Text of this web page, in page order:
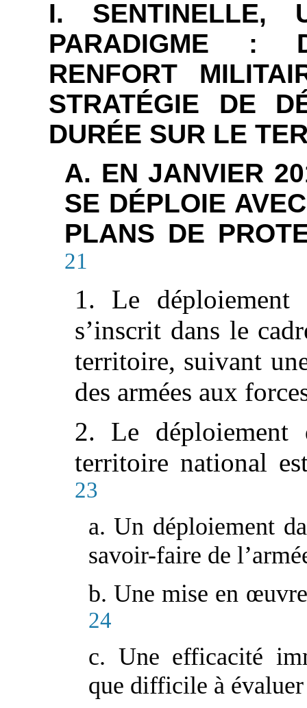
I. SENTINELLE,
PARADIGME :
RENFORT
STRATÉGIE DE
DURÉE SUR LE
A. EN JANVIER
SE DÉPLOIE
PLANS DE
21
1. Le
s’inscrit dans le
territoire, suivant
des armées aux
2. Le déploiement
territoire national
23
a. Un déploiement
savoir-faire de
b. Une mise en œ
24
c. Une efficacité
que difficile à évaluer